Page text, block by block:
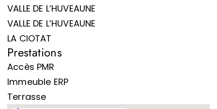
VALLE DE L’HUVEAUNE
VALLE DE L’HUVEAUNE
LA CIOTAT
Prestations
Accès PMR
Immeuble ERP
Terrasse